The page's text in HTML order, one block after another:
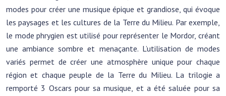
modes pour créer une musique épique et grandiose, qui évoque
les paysages et les cultures de la Terre du Milieu. Par exemple,
le mode phrygien est utilisé pour représenter le Mordor, créant
une ambiance sombre et menaçante. L’utilisation de modes
variés permet de créer une atmosphère unique pour chaque
région et chaque peuple de la Terre du Milieu. La trilogie a
remporté 3 Oscars pour sa musique, et a été saluée pour sa